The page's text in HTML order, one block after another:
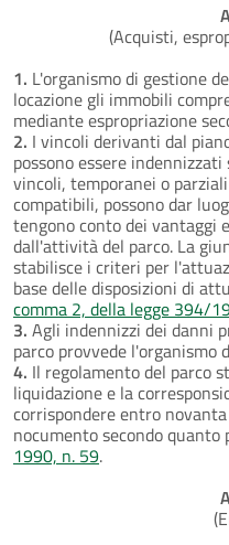
(Acquisti,
1. L'organismo di gestione
locazione gli immobili
mediante espropriazione
2. I vincoli derivanti dal
possono essere
vincoli, temporanei o
compatibili, possono dar
tengono conto dei vantaggi
dall'attività del parco. La
stabilisce i criteri per
base delle disposizioni di
comma 2, della legge 394/
3. Agli indennizzi dei danni
parco provvede l'organismo
4. Il regolamento del parco
liquidazione e la
corrispondere entro
nocumento secondo quanto
1990, n. 59.